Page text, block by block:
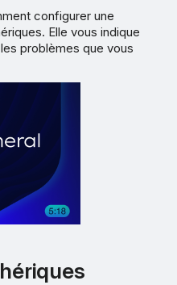
configurer une
Elle vous indique
problèmes que vous